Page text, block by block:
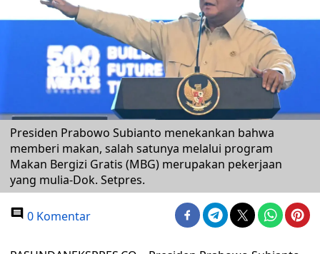
Presiden Prabowo Subianto menekankan bahwa
memberi makan, salah satunya melalui program
Makan Bergizi Gratis (MBG) merupakan pekerjaan
yang mulia-Dok. Setpres.
0 Komentar